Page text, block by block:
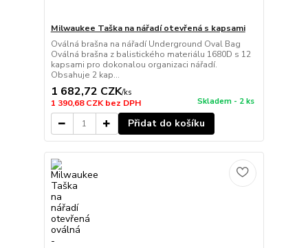
Milwaukee Taška na nářadí otevřená s kapsami
Oválná brašna na nářadí Underground Oval Bag
Oválná brašna z balistického materiálu 1680D s 12
kapsami pro dokonalou organizaci nářadí.
Obsahuje 2 kap...
1 682,72 CZK/ks
1 390,68 CZKbez DPH Skladem - 2 ks
Přidat do košíku